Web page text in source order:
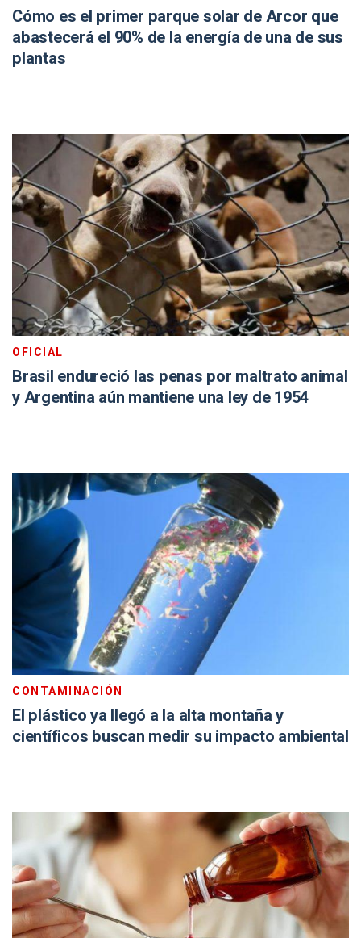
Cómo es el primer parque solar de Arcor que
abastecerá el 90% de la energía de una de sus
plantas
OFICIAL
Brasil endureció las penas por maltrato animal
y Argentina aún mantiene una ley de 1954
CONTAMINACIÓN
El plástico ya llegó a la alta montaña y
científicos buscan medir su impacto ambiental